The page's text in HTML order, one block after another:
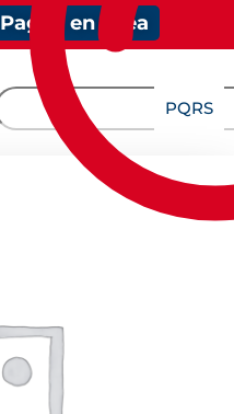
Pagos en línea
PQRS